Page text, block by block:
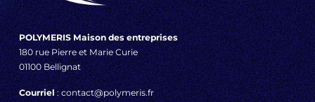
POLYMERIS Maison des entreprises
180 rue Pierre et Marie Curie
01100 Bellignat
Courriel: contact@polymeris.fr